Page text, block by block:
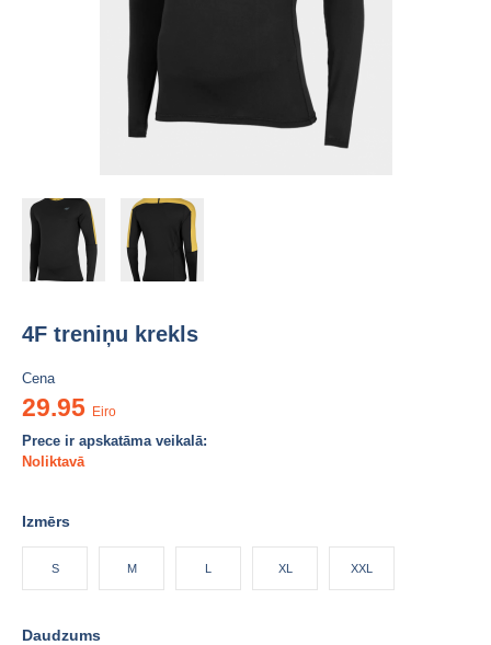
4F treniņu krekls
Cena
29.95 Eiro
Prece ir apskatāma veikalā:
Noliktavā
Izmērs
S M L XL XXL
Daudzums